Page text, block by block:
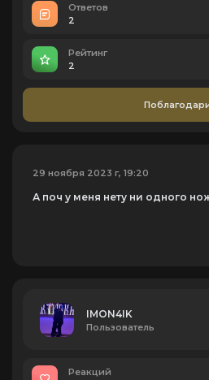
Ответов
2
Рейтинг
2
29 ноября 2023 г, 19:20
А поч у меня нету ни одного
IMON4IK
Пользователь
Реакций